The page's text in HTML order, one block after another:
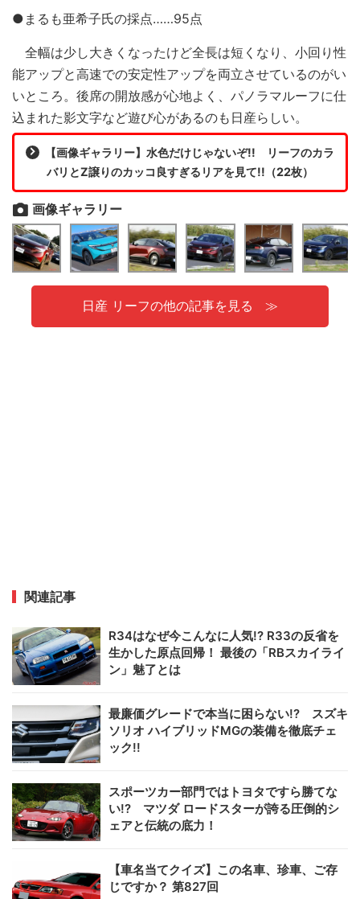
●まるも亜希子氏の採点……95点
全幅は少し大きくなったけど全長は短くなり、小回り性
能アップと高速での安定性アップを両立させているのがい
いところ。後席の開放感が心地よく、パノラマルーフに仕
込まれた影文字など遊び心があるのも日産らしい。
【画像ギャラリー】水色だけじゃないぞ!! リーフのカラ
バリとZ譲りのカッコ良すぎるリアを見て!!（22枚）
画像ギャラリー
日産 リーフの他の記事を見る
関連記事
R34はなぜ今こんなに人気!? R33の反省を
生かした原点回帰！ 最後の「RBスカイライ
ン」魅了とは
最廉価グレードで本当に困らない!? スズキ
ソリオ ハイブリッドMGの装備を徹底チェ
ック!!
スポーツカー部門ではトヨタですら勝てな
い!? マツダ ロードスターが誇る圧倒的シ
ェアと伝統の底力！
【車名当てクイズ】この名車、珍車、ご存
じですか？ 第827回